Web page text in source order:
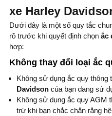
xe Harley
Dưới đây là một số quy tắc
rõ trước khi quyết định chọn ắc
hợp:
Không thay đổi loại ắc
Không sử dụng ắc quy thông
Davidson của bạn đang sử
Không sử dụng ắc quy AGM
trừ khi bạn chắc chắn rằng